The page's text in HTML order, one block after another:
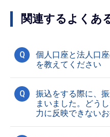
関連するよくあ
Q
個人口座と法人口
を教えてください
Q
振込をする際に、
まいました。どう
力に反映できないお